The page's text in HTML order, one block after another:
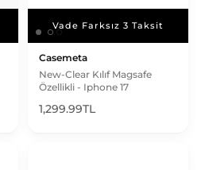
Vade Farksız 3 Taksit
Vade Farksız 3 Taksit
Casemeta
New-Clear Kılıf Magsafe
Özellikli - Iphone 17
1,299.99TL